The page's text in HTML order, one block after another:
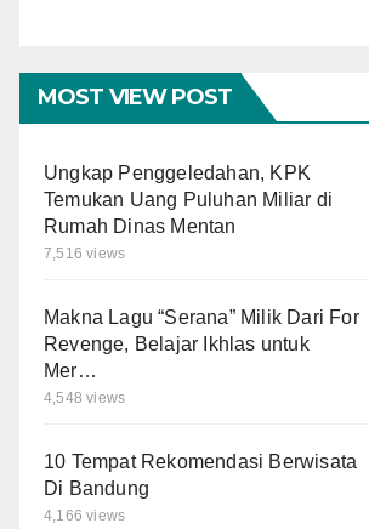
MOST VIEW POST
Ungkap Penggeledahan, KPK
Temukan Uang Puluhan Miliar di
Rumah Dinas Mentan
7,516 views
Makna Lagu “Serana” Milik Dari For
Revenge, Belajar Ikhlas untuk
Mer…
4,548 views
10 Tempat Rekomendasi Berwisata
Di Bandung
4,166 views